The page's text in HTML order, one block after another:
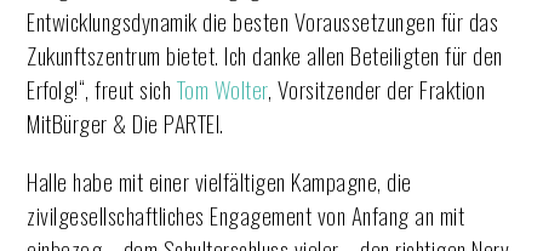
Entwicklungsdynamik die besten Voraussetzungen für das
Zukunftszentrum bietet. Ich danke allen Beteiligten für den
Erfolg!“, freut sich Tom Wolter, Vorsitzender der Fraktion
MitBürger & Die PARTEI.
Halle habe mit einer vielfältigen Kampagne, die
zivilgesellschaftliches Engagement von Anfang an mit